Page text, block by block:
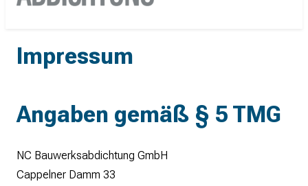
Impressum
Angaben gemäß § 5 TMG
NC Bauwerksabdichtung GmbH
Cappelner Damm 33